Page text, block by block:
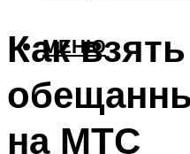
МЕНЮ
Как взять
на МТС